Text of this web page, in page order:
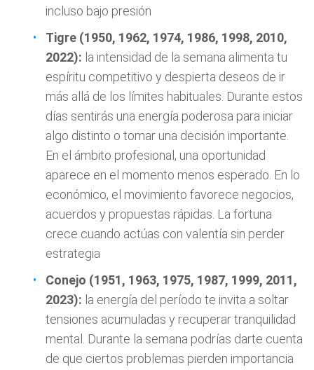
incluso bajo presión
Tigre (1950, 1962, 1974, 1986, 1998, 2010,
2022): la intensidad de la semana alimenta tu
espíritu competitivo y despierta deseos de ir
más allá de los límites habituales. Durante estos
días sentirás una energía poderosa para iniciar
algo distinto o tomar una decisión importante.
En el ámbito profesional, una oportunidad
aparece en el momento menos esperado. En lo
económico, el movimiento favorece negocios,
acuerdos y propuestas rápidas. La fortuna
crece cuando actúas con valentía sin perder
estrategia
Conejo (1951, 1963, 1975, 1987, 1999, 2011,
2023): la energía del período te invita a soltar
tensiones acumuladas y recuperar tranquilidad
mental. Durante la semana podrías darte cuenta
de que ciertos problemas pierden importancia